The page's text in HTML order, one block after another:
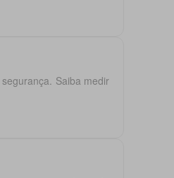
Saiba medir